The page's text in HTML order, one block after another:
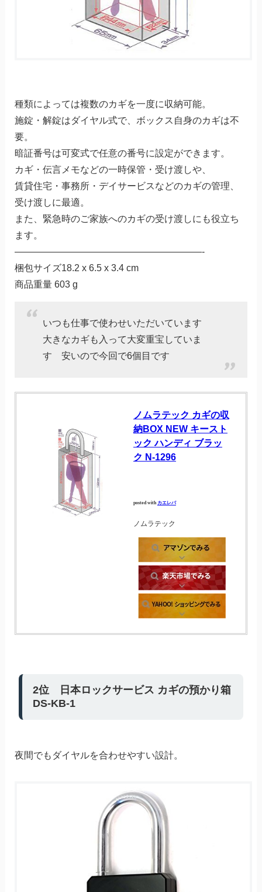
種類によっては複数のカギを一度に収納可能。
施錠・解錠はダイヤル式で、ボックス自身のカギは不
要。
暗証番号は可変式で任意の番号に設定ができます。
カギ・伝言メモなどの一時保管・受け渡しや、
賃貸住宅・事務所・デイサービスなどのカギの管理、
受け渡しに最適。
また、緊急時のご家族へのカギの受け渡しにも役立ち
ます。
————————————————————-
梱包サイズ18.2 x 6.5 x 3.4 cm
商品重量 603 g
いつも仕事で使わせいただいています
大きなカギも入って大変重宝していま
す 安いので今回で6個目です
ノムラテック カギの収
納BOX NEW キースト
ック ハンディ ブラッ
ク N-1296
posted with カエレバ
ノムラテック
2位 日本ロックサービス カギの預かり箱
DS-KB-1
夜間でもダイヤルを合わせやすい設計。